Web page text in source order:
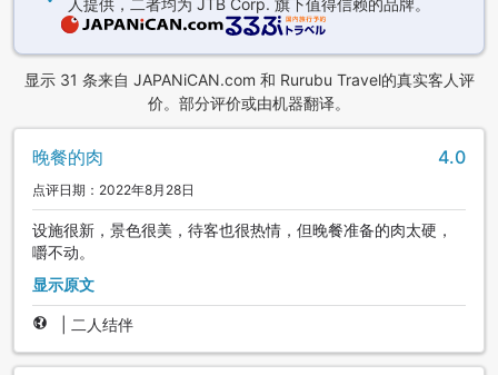
显示 31 条来自 JAPANiCAN.com 和 Rurubu Travel的真实客人评
价。部分评价或由机器翻译。
晚餐的肉 4.0
点评日期：2022年8月28日
设施很新，景色很美，待客也很热情，但晚餐准备的肉太硬，
嚼不动。
显示原文
二人结伴